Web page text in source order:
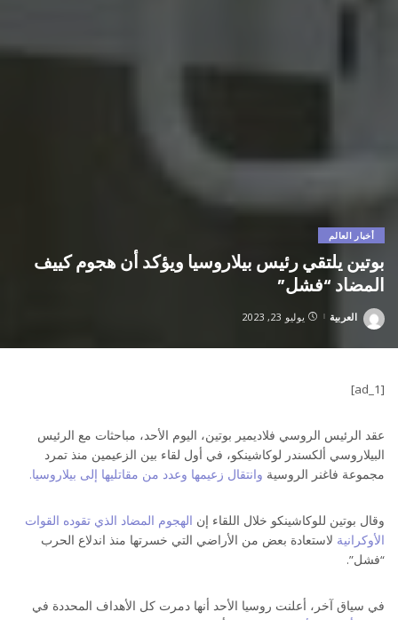
أخبار العالم
بوتين يلتقي رئيس بيلاروسيا ويؤكد أن هجوم كييف
المضاد “فشل”
Posted
العربية يوليو 23, 2023
[ad_1]
عقد الرئيس الروسي فلاديمير بوتين، اليوم الأحد، مباحثات مع الرئيس
البيلاروسي ألكسندر لوكاشينكو، في أول لقاء بين الزعيمين منذ تمرد
مجموعة فاغنر الروسية وانتقال زعيمها وعدد من مقاتليها إلى بيلاروسيا.
وقال بوتين للوكاشينكو خلال اللقاء إن الهجوم المضاد الذي تقوده القوات
الأوكرانية لاستعادة بعض من الأراضي التي خسرتها منذ اندلاع الحرب
“فشل”.
في سياق آخر، أعلنت روسيا الأحد أنها دمرت كل الأهداف المحددة في